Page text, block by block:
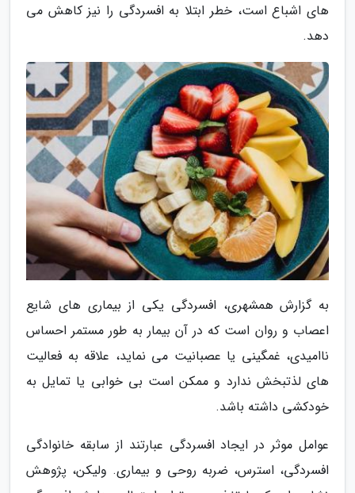
های اشباع است، خطر ابتلا به افسردگی را نیز کاهش می
دهد.
به گزارش همشهری، افسردگی یکی از بیماری های شایع
اعصاب و روان است که در آن بیمار به طور مستمر احساس
ناامیدی، غمگینی یا عصبانیت می نماید، علاقه به فعالیت
های لذتبخش ندارد و ممکن است بی خوابی یا تمایل به
خودکشی داشته باشد.
عوامل موثر در ایجاد افسردگی عبارتند از سابقه خانوادگی
افسردگی، استرس، ضربه روحی و بیماری. ولیکن، پژوهش